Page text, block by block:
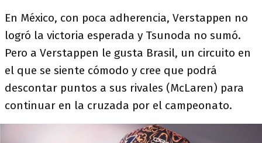
En México, con poca adherencia, Verstappen no
logró la victoria esperada y Tsunoda no sumó.
Pero a Verstappen le gusta Brasil, un circuito en
el que se siente cómodo y cree que podrá
descontar puntos a sus rivales (McLaren) para
continuar en la cruzada por el campeonato.